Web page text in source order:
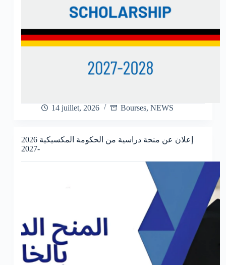
14 juillet, 2026 Bourses, NEWS
إعلان عن منحة دراسية من الحكومة المكسيكية 2026
-2027